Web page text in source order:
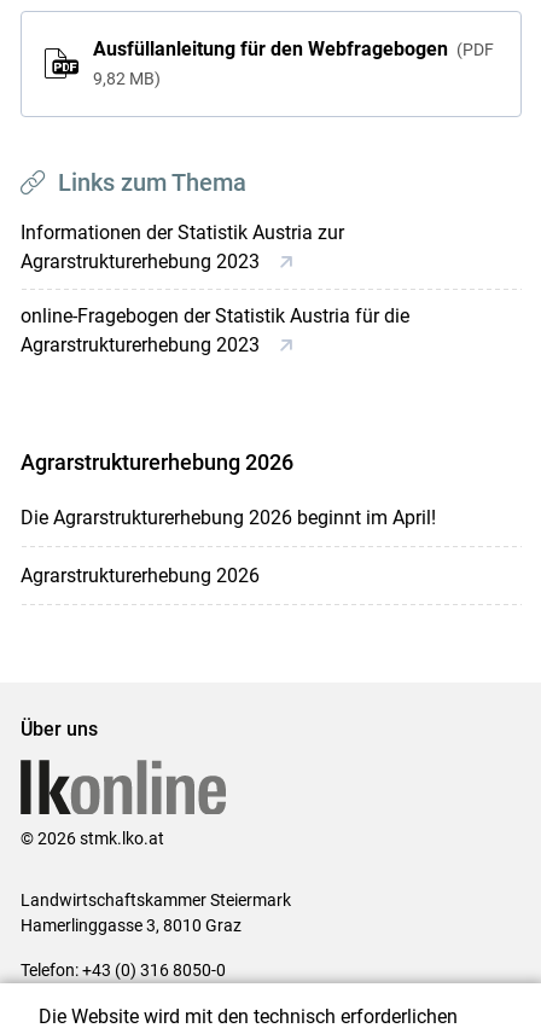
Ausfüllanleitung für den Webfragebogen
PDF
9,82 MB
Links zum Thema
Informationen der Statistik Austria zur
Agrarstrukturerhebung 2023
online-Fragebogen der Statistik Austria für die
Agrarstrukturerhebung 2023
Agrarstrukturerhebung 2026
Die Agrarstrukturerhebung 2026 beginnt im April!
Agrarstrukturerhebung 2026
Über uns
© 2026 stmk.lko.at
Landwirtschaftskammer Steiermark
Hamerlinggasse 3, 8010 Graz
Telefon: +43 (0) 316 8050-0
Die Website wird mit den technisch erforderlichen